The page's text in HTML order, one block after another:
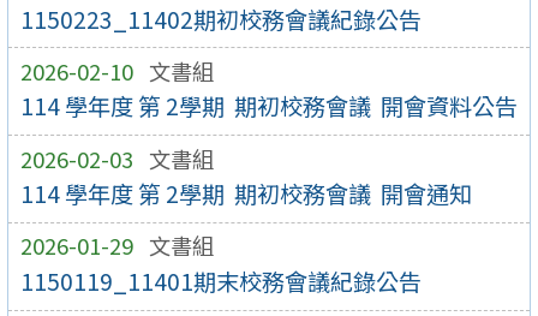
1150223_11402期初校務會議紀錄公告
2026-02-10 文書組
114 學年度 第 2學期 期初校務會議 開會資料公告
2026-02-03 文書組
114 學年度 第 2學期 期初校務會議 開會通知
2026-01-29 文書組
1150119_11401期末校務會議紀錄公告